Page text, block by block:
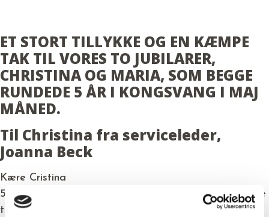
ET STORT TILLYKKE OG EN KÆMPE
TAK TIL VORES TO JUBILARER,
CHRISTINA OG MARIA, SOM BEGGE
RUNDEDE 5 ÅR I KONGSVANG I MAJ
MÅNED.
Til Christina fra serviceleder,
Joanna Beck
Kære Cristina
5 år er gået siden du startede i Kongsvang. De sidste
to år har jeg haft fornøjelsen af at arbejde sammen